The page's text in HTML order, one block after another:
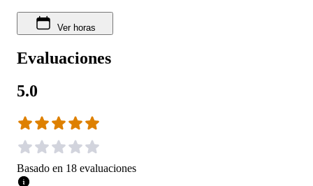
Ver horas
Evaluaciones
5.0
Basado en 18 evaluaciones